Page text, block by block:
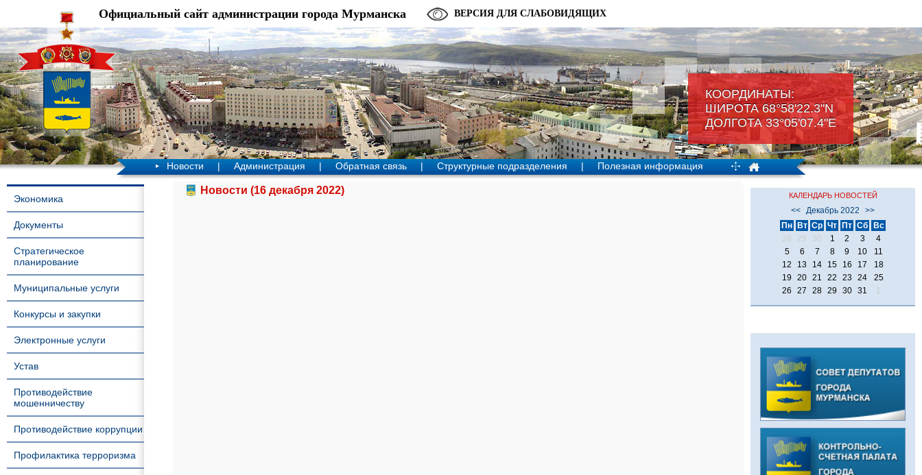
КООРДИНАТЫ:
ШИРОТА 68°58'22.3"N
ДОЛГОТА 33°05'07.4"Е
Официальный сайт администрации города Мурманска ВЕРСИЯ ДЛЯ СЛАБОВИДЯЩИХ
Новости | Администрация | Обратная связь | Структурные подразделения | Полезная информация
Экономика
Документы
Стратегическое
планирование
Муниципальные услуги
Конкурсы и закупки
Электронные услуги
Устав
Противодействие
мошенничеству
Противодействие коррупции
Профилактика терроризма
Новости (16 декабря 2022) КАЛЕНДАРЬ НОВОСТЕЙ
<< Декабрь 2022
>>
Пн
Вт Ср Чт Пт Сб
Вс
28
29 30 1 2 3
4
5
6 7 8 9 10
11
12
13 14 15 16 17
18
19
20 21 22 23 24
25
26
27 28 29 30 31 1